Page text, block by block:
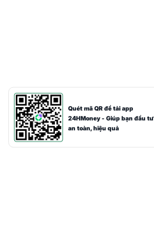
Quét mã QR để tải app
24HMoney - Giúp bạn đầu tư
an toàn, hiệu quả